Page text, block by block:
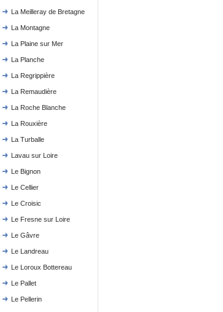
La Meilleray de Bretagne
La Montagne
La Plaine sur Mer
La Planche
La Regrippière
La Remaudière
La Roche Blanche
La Rouxière
La Turballe
Lavau sur Loire
Le Bignon
Le Cellier
Le Croisic
Le Fresne sur Loire
Le Gâvre
Le Landreau
Le Loroux Bottereau
Le Pallet
Le Pellerin